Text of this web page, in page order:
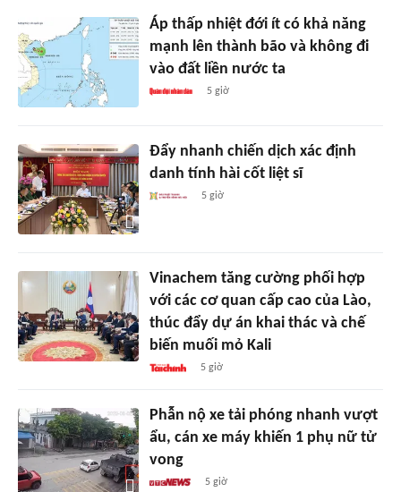
Áp thấp nhiệt đới ít có khả năng
mạnh lên thành bão và không đi
vào đất liền nước ta
5 giờ
Đẩy nhanh chiến dịch xác định
danh tính hài cốt liệt sĩ
5 giờ
Vinachem tăng cường phối hợp
với các cơ quan cấp cao của Lào,
thúc đẩy dự án khai thác và chế
biến muối mỏ Kali
5 giờ
Phẫn nộ xe tải phóng nhanh vượt
ẩu, cán xe máy khiến 1 phụ nữ tử
vong
5 giờ